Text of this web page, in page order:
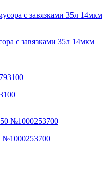
с завязками 35л 14мкм